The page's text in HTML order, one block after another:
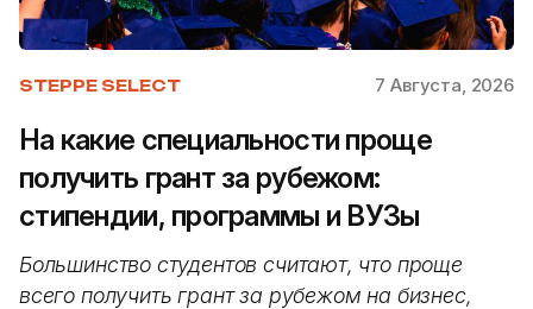
STEPPE SELECT 7 Августа, 2026
На какие специальности проще
получить грант за рубежом:
стипендии, программы и ВУЗы
Большинство студентов считают, что проще
всего получить грант за рубежом на бизнес,